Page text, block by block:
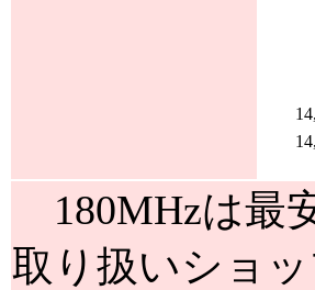
180MHzは最
取り扱いショ